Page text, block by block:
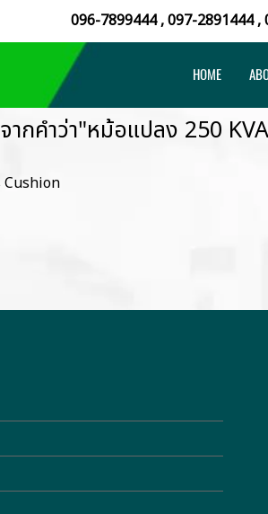
096-7899444,097-2891444,
HOME
ากคำว่า"หม้อแปลง 250
Cushion